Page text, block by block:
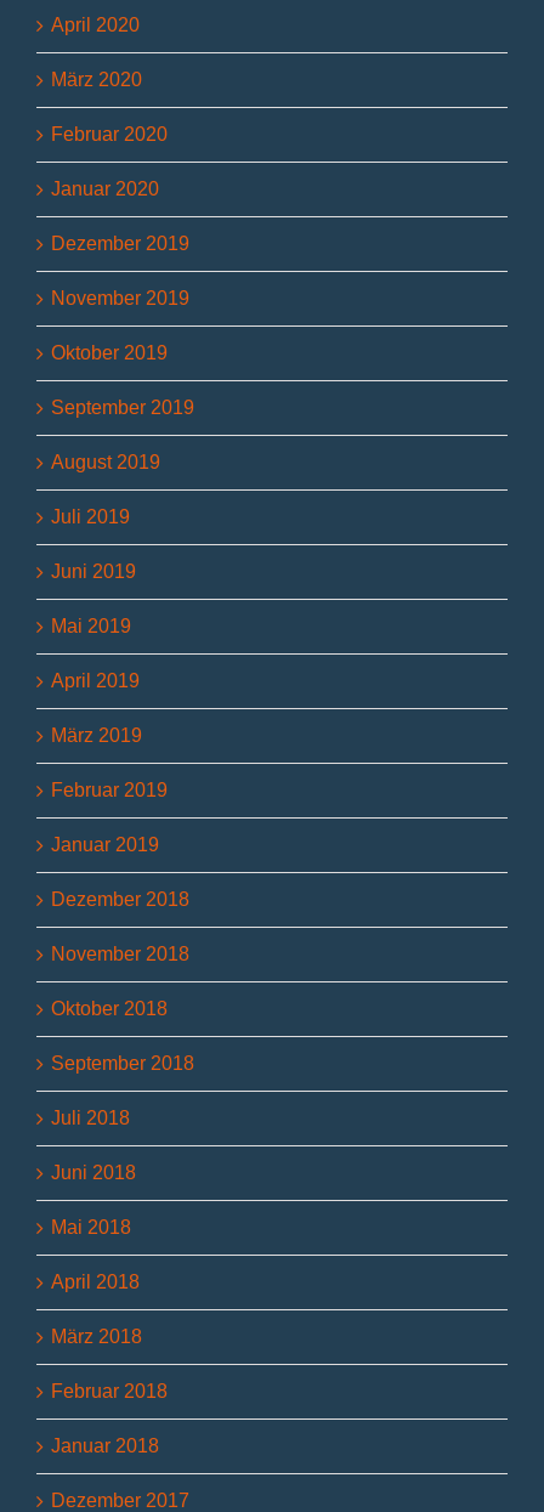
April 2020
März 2020
Februar 2020
Januar 2020
Dezember 2019
November 2019
Oktober 2019
September 2019
August 2019
Juli 2019
Juni 2019
Mai 2019
April 2019
März 2019
Februar 2019
Januar 2019
Dezember 2018
November 2018
Oktober 2018
September 2018
Juli 2018
Juni 2018
Mai 2018
April 2018
März 2018
Februar 2018
Januar 2018
Dezember 2017